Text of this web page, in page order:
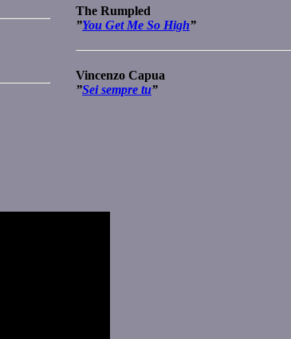
The Rumpled
”You Get Me So High”
Vincenzo Capua
”Sei sempre tu”